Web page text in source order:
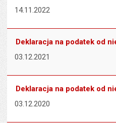
14.11.2022
Deklaracja na podatek od
03.12.2021
Deklaracja na podatek od
03.12.2020